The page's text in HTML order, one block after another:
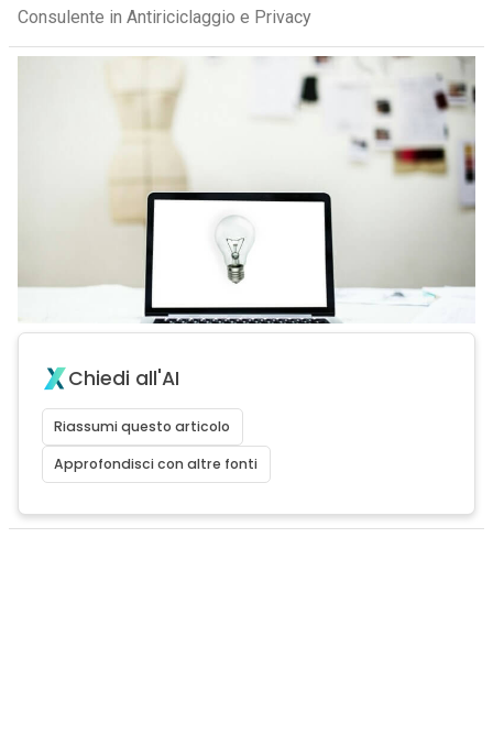
Consulente in Antiriciclaggio e Privacy
Chiedi all'AI
Riassumi questo articolo
Approfondisci con altre fonti